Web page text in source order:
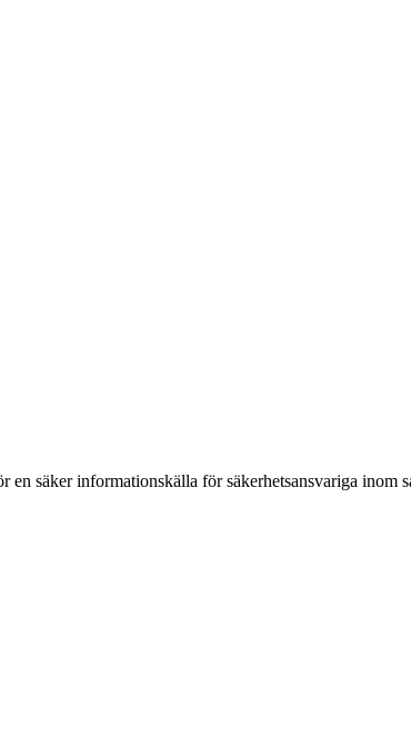
säker informationskälla för säkerhets­ansvariga inom